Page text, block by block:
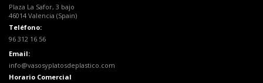
Plaza La Safor, 3 bajo
46014 Valencia (Spain)
Teléfono:
96 312 16 56
Email:
info@vasosyplatosdeplastico.com
Horario Comercial